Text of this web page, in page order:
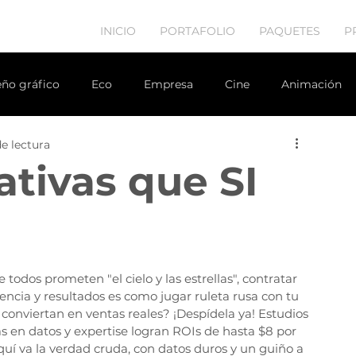
INICIO PORTAFOLIO PAQUETES
gráfico Eco Empresa Cine Animación
inmobiliario Diseño web
que SI
lectura
todos prometen "el cielo y las estrellas", contratar
y resultados es como jugar ruleta rusa con tu
en ventas reales? ¡Despídela ya! Estudios
en datos y expertise logran ROIs de hasta $8 por
va la verdad cruda, con datos duros y un guiño a